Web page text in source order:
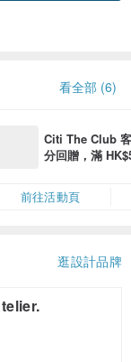
看全部 (6)
Citi The Club
分回贈，滿
前往活動頁
逛設計品牌